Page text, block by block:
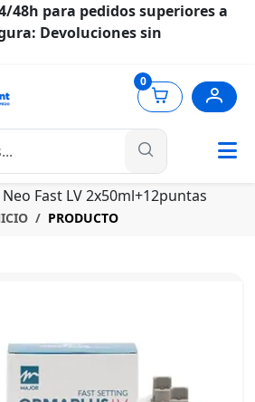
para pedidos superiores a
Devoluciones sin
0
Fast LV 2x50ml+12puntas
PRODUCTO